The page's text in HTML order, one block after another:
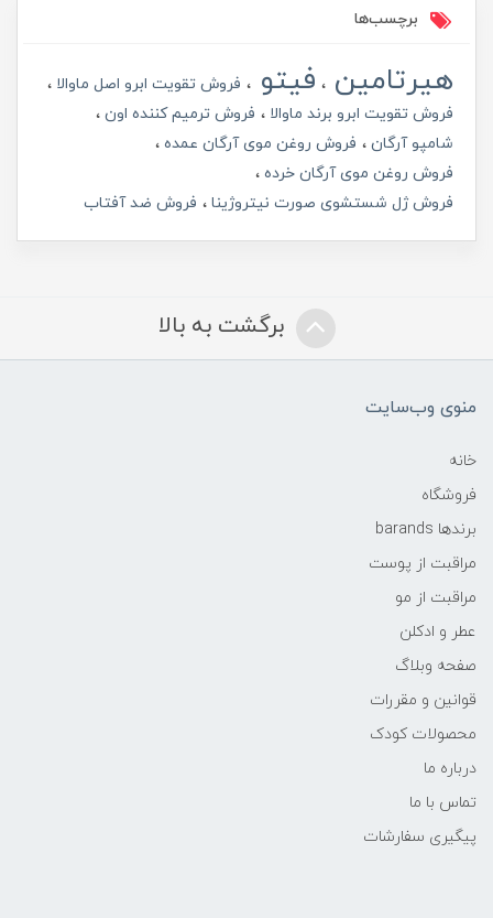
برچسب‌ها
هیرتامین فیتو
فروش تقویت ابرو اصل ماوالا
فروش تقویت ابرو برند ماوالا
فروش ترمیم کننده اون
شامپو آرگان
فروش روغن موی آرگان عمده
فروش روغن موی آرگان خرده
فروش ژل شستشوی صورت نیتروژینا
فروش ضد آفتاب
برگشت به بالا
منوی وب‌سایت
خانه
فروشگاه
برندها barands
مراقبت از پوست
مراقبت از مو
عطر و ادکلن
صفحه وبلاگ
قوانین و مقررات
محصولات کودک
درباره ما
تماس با ما
پیگیری سفارشات